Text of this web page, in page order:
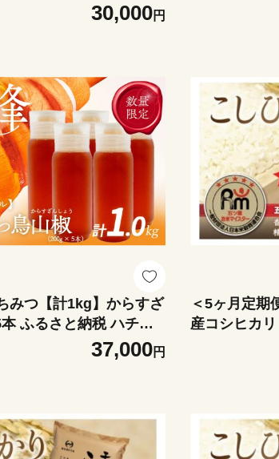
お菓子作り おかしづく
千葉 大網白里市 送料無
30,000円
ツ 蜂蜜 は
り スイーツ
みつ【計1kg】からすざ
ふるさと納税 ハチミ
お菓子作り おかしづく
千葉 大網白里市 送料無
37,000円
＜5ヶ月定期
産コシヒカ
計50kg 【
10kg 5か月